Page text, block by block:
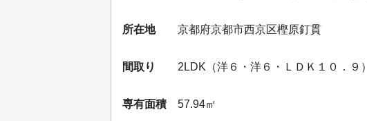
所在地 京都府京都市西京区樫原釘貫
間取り 2LDK（洋６・洋６・ＬＤＫ１０．９）
専有面積 57.94㎡